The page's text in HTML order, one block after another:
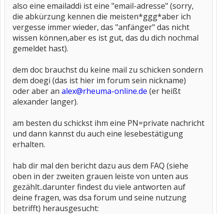
also eine emailaddi ist eine "email-adresse" (sorry,
die abkürzung kennen die meisten*ggg*aber ich
vergesse immer wieder, das "anfänger" das nicht
wissen können,aber es ist gut, das du dich nochmal
gemeldet hast).
dem doc brauchst du keine mail zu schicken sondern
dem doegi (das ist hier im forum sein nickname)
oder aber an alex@rheuma-online.de (er heißt
alexander langer).
am besten du schickst ihm eine PN=private nachricht
und dann kannst du auch eine lesebestätigung
erhalten.
hab dir mal den bericht dazu aus dem FAQ (siehe
oben in der zweiten grauen leiste von unten aus
gezählt..darunter findest du viele antworten auf
deine fragen, was dsa forum und seine nutzung
betrifft) herausgesucht: